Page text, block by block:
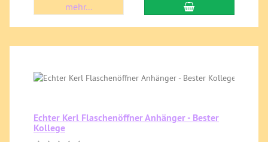
mehr...
Echter Kerl Flaschenöffner Anhänger - Bester
Kollege